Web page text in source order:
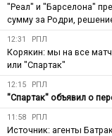
"Реал" и "Барселона"
сумму за Родри,
12:31 РПЛ
Корякин: мы на все
или "Спартак"
12:15 РПЛ
"Спартак" объявил о
11:58 РПЛ
Источник: агенты